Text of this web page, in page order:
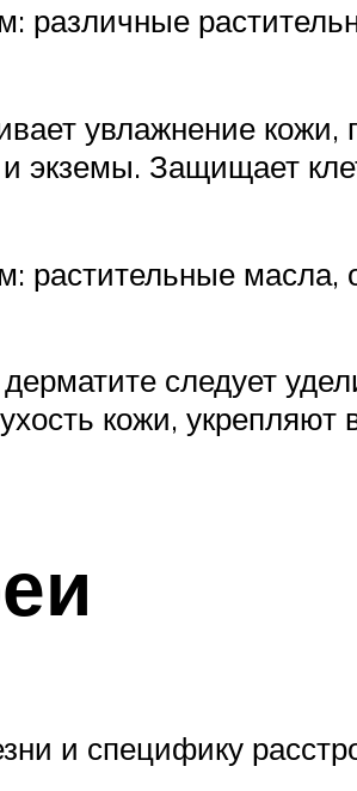
различные
увлажнение
экземы. Защищает
растительные масла,
следует
кожи,
и специфику